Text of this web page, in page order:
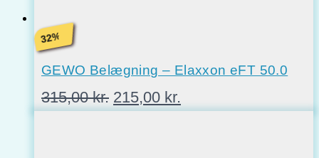
32%
GEWO Belægning – Elaxxon eFT 50.0
315,00kr. Den
oprindelige
215,00 kr.
aktuelle